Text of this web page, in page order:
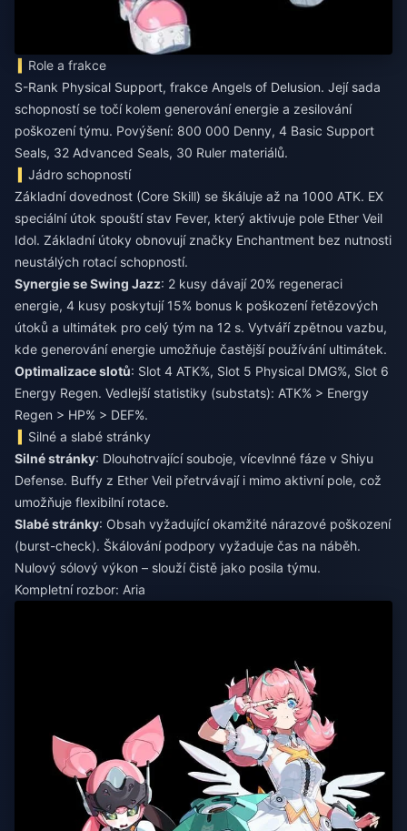
Role a frakce
S-Rank Physical Support, frakce Angels of Delusion. Její sada
schopností se točí kolem generování energie a zesilování
poškození týmu. Povýšení: 800 000 Denny, 4 Basic Support
Seals, 32 Advanced Seals, 30 Ruler materiálů.
Jádro schopností
Základní dovednost (Core Skill) se škáluje až na 1000 ATK. EX
speciální útok spouští stav Fever, který aktivuje pole Ether Veil
Idol. Základní útoky obnovují značky Enchantment bez nutnosti
neustálých rotací schopností.
Synergie se Swing Jazz: 2 kusy dávají 20% regeneraci
energie, 4 kusy poskytují 15% bonus k poškození řetězových
útoků a ultimátek pro celý tým na 12 s. Vytváří zpětnou vazbu,
kde generování energie umožňuje častější používání ultimátek.
Optimalizace slotů: Slot 4 ATK%, Slot 5 Physical DMG%, Slot 6
Energy Regen. Vedlejší statistiky (substats): ATK% > Energy
Regen > HP% > DEF%.
Silné a slabé stránky
Silné stránky: Dlouhotrvající souboje, vícevlnné fáze v Shiyu
Defense. Buffy z Ether Veil přetrvávají i mimo aktivní pole, což
umožňuje flexibilní rotace.
Slabé stránky: Obsah vyžadující okamžité nárazové poškození
(burst-check). Škálování podpory vyžaduje čas na náběh.
Nulový sólový výkon – slouží čistě jako posila týmu.
Kompletní rozbor: Aria